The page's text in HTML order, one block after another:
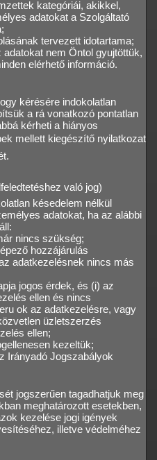
kategóriái, akikkel,
adatokat a Szolgáltató
tervezett idotartama;
nem Öntol gyujtöttük,
elérhető információ.
kérésére indokolatlan
a rá vonatkozó pontatlan
kérheti a hiányos
mellett kiegészítő nyilatkozat
való jog)
késedelem nélkül
adatokat, ha az alábbi
nincs szükség;
hozzájárulás
adatkezelésnek nincs más
jogos érdek, és (i) az
ellen és nincs
ok az adatkezelésre, vagy
üzletszerzés
ellen;
kezeltük;
Irányadó Jogszabályok
jogszerűen tagadhatjuk meg
meghatározott esetekben,
kezelése jogi igények
illetve védelméhez